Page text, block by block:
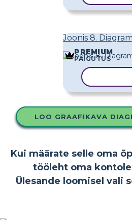
Joonis 8.
PREMIUM
PAIGUTUS
LOO GRAAFIKAVA
Kui määrate selle oma
tööleht oma
Ülesande loomisel vali